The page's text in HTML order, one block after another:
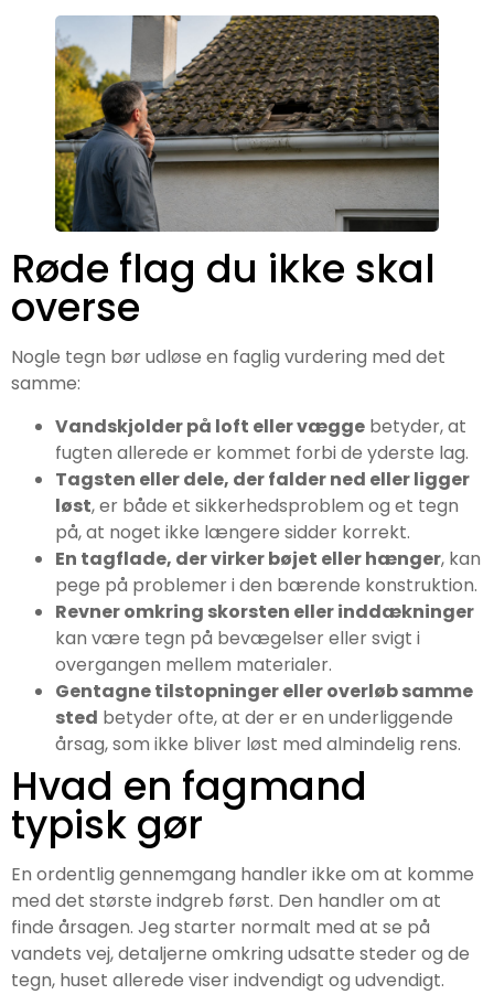
Røde flag du ikke skal
overse
Nogle tegn bør udløse en faglig vurdering med det
samme:
Vandskjolder på loft eller vægge betyder, at
fugten allerede er kommet forbi de yderste lag.
Tagsten eller dele, der falder ned eller ligger
løst, er både et sikkerhedsproblem og et tegn
på, at noget ikke længere sidder korrekt.
En tagflade, der virker bøjet eller hænger, kan
pege på problemer i den bærende konstruktion.
Revner omkring skorsten eller inddækninger
kan være tegn på bevægelser eller svigt i
overgangen mellem materialer.
Gentagne tilstopninger eller overløb samme
sted betyder ofte, at der er en underliggende
årsag, som ikke bliver løst med almindelig rens.
Hvad en fagmand
typisk gør
En ordentlig gennemgang handler ikke om at komme
med det største indgreb først. Den handler om at
finde årsagen. Jeg starter normalt med at se på
vandets vej, detaljerne omkring udsatte steder og de
tegn, huset allerede viser indvendigt og udvendigt.